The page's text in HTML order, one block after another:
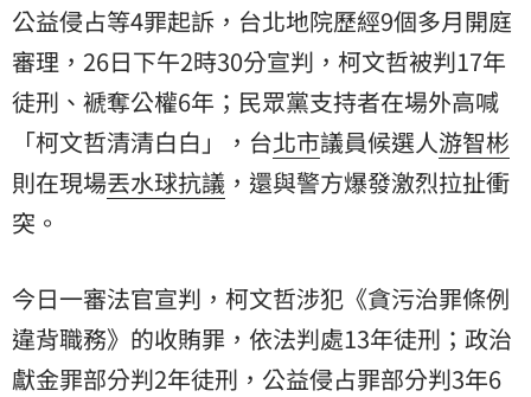
公益侵占等4罪起訴，台北地院歷經9個多月開庭
審理，26日下午2時30分宣判，柯文哲被判17年
徒刑、褫奪公權6年；民眾黨支持者在場外高喊
「柯文哲清清白白」，台北市議員候選人游智彬
則在現場丟水球抗議 ，還與警方爆發激烈拉扯衝
突。
今日一審法官宣判，柯文哲涉犯《貪污治罪條例
違背職務》的收賄罪，依法判處13年徒刑；政治
獻金罪部分判2年徒刑，公益侵占罪部分判3年6